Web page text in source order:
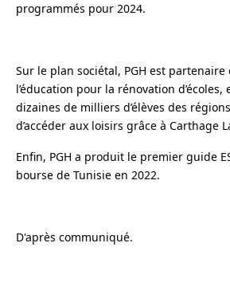
programmés pour 2024.
Sur le plan sociétal, PGH est
l’éducation pour la rénovation d’écoles,
dizaines de milliers d’élèves des
d’accéder aux loisirs grâce à Carthage
Enfin, PGH a produit le premier guide
bourse de Tunisie en 2022.
D'après communiqué.